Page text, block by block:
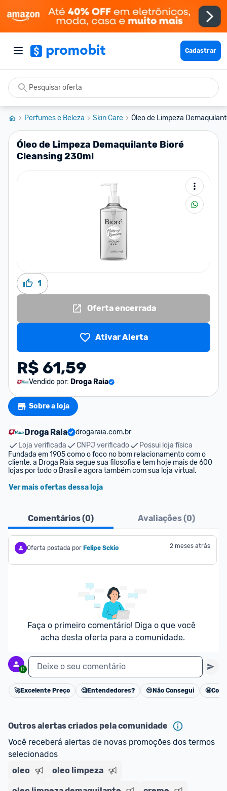
Cadastrar
Perfumes e Beleza Skin Care Óleo de Limpeza
Óleo de Limpeza Demaquilante Bioré
Cleansing 230ml
1
Oferta encerrada
Ativar Alerta
R$ 61,59
Vendido por: Droga Raia
Sobre a loja
Droga Raia
drogaraia.com.br
Loja verificada
CNPJ verificado
Possui loja física
Fundada em 1905 como o foco no bom relacionamento com o
cliente, a Droga Raia segue sua filosofia e tem hoje mais de 600
lojas por todo o Brasil e agora também com sua loja virtual.
Ver mais ofertas dessa loja
Comentários (0) Avaliações (0)
Oferta postada por Felipe Sckio 2 meses atrás
Faça o primeiro comentário! Diga o que você
acha desta oferta para a comunidade.
0 Deixe o seu comentário
Cancelar
🚀Excelente Preço 🧐Entendedores? 😢 Não Consegui 🤩
Outros alertas criados pela comunidade
Você receberá alertas de novas promoções dos termos
selecionados
oleo
oleo limpeza